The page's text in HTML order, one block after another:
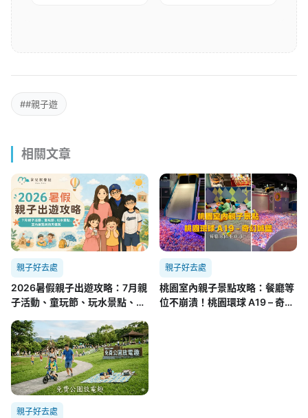
##親子遊
相關文章
親子好去處
2026暑假親子出遊攻略：7月親
子活動、童玩節、玩水景點、室
親子好去處
桃園室內親子景點攻略：餐廳等
位不崩潰！桃園環球 A19 – 奇幻
親子好去處